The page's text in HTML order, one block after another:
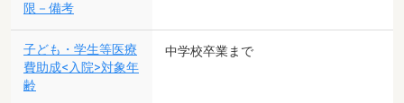
限－備考
子ども・学生等医療
費助成<入院>対象年
齢
中学校卒業まで